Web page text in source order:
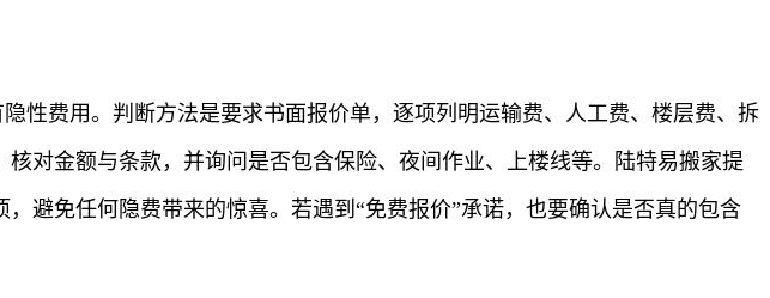
性费用。判断方法是要求书面报价单，逐项列明运输费、人工费、楼层费、拆
对金额与条款，并询问是否包含保险、夜间作业、上楼线等。陆特易搬家提
避免任何隐费带来的惊喜。若遇到“免费报价”承诺，也要确认是否真的包含